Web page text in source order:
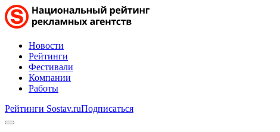
Новости
Рейтинги
Фестивали
Компании
Работы
Рейтинги Sostav.ruПодписаться